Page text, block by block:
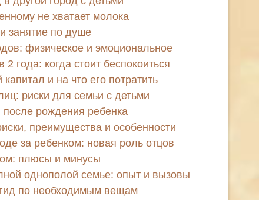
не хватает молока
занятие по душе
физическое и эмоциональное
года: когда стоит беспокоиться
и на что его потратить
риски для семьи с детьми
рождения ребенка
преимущества и особенности
за ребенком: новая роль отцов
плюсы и минусы
однополой семье: опыт и вызовы
по необходимым вещам